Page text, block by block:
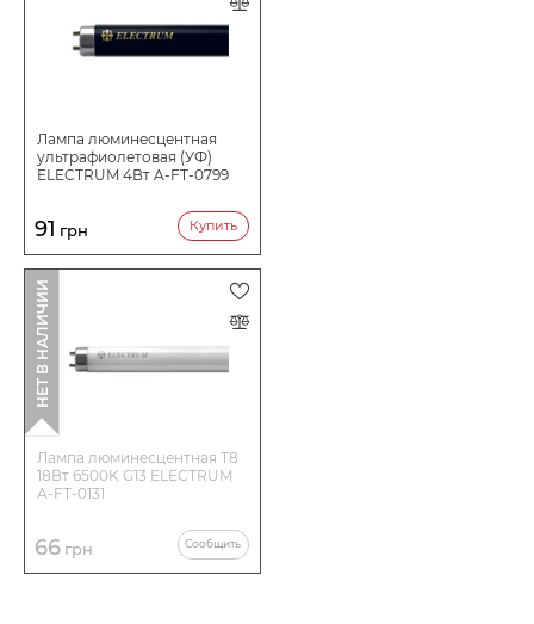
Лампа люминесцентная
ультрафиолетовая (УФ)
ELECTRUM 4Вт A-FT-0799
91 грн Купить
Лампа люминесцентная Т8
18Вт 6500K G13 ELECTRUM
A-FT-0131
66 грн Сообщить
НЕТ В НАЛИЧИИ